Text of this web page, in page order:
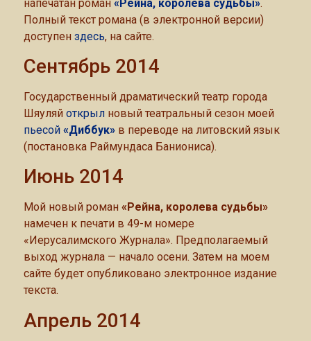
напечатан роман «Рейна, королева судьбы».
Полный текст романа (в электронной версии)
доступен здесь, на сайте.
Сентябрь 2014
Государственный драматический театр города
Шяуляй открыл новый театральный сезон моей
пьесой «Диббук» в переводе на литовский язык
(постановка Раймундаса Баниониса).
Июнь 2014
Мой новый роман «Рейна, королева судьбы»
намечен к печати в 49-м номере
«Иерусалимского Журнала». Предполагаемый
выход журнала — начало осени. Затем на моем
сайте будет опубликовано электронное издание
текста.
Апрель 2014